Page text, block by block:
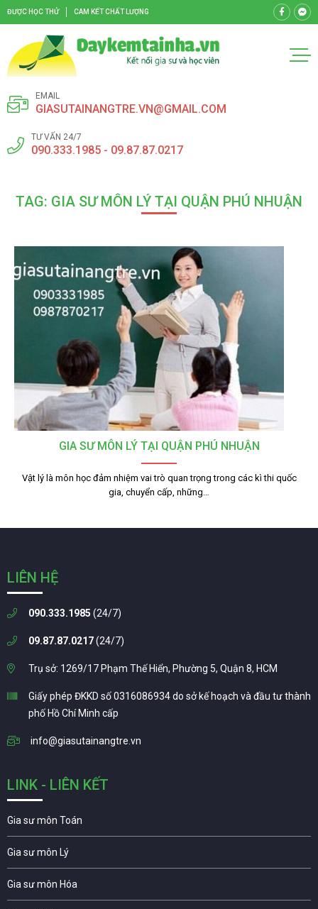
ĐƯỢC HỌC THỬ CAM KẾT CHẤT LƯỢNG
EMAIL
GIASUTAINANGTRE.VN@GMAIL.COM
TƯ VẤN 24/7
090.333.1985 - 09.87.87.0217
TAG: GIA SƯ MÔN LÝ TẠI QUẬN PHÚ NHUẬN
GIA SƯ MÔN LÝ TẠI QUẬN PHÚ NHUẬN
Vật lý là môn học đảm nhiệm vai trò quan trọng trong các kì thi quốc
gia, chuyển cấp, những…
LIÊN HỆ
090.333.1985 (24/7)
09.87.87.0217(24/7)
Trụ sở: 1269/17 Phạm Thế Hiển, Phường 5, Quận 8, HCM
Giấy phép ĐKKD số 0316086934 do sở kế hoạch và đầu tư thành
phố Hồ Chí Minh cấp
info@giasutainangtre.vn
LINK - LIÊN KẾT
Gia sư môn Toán
Gia sư môn Lý
Gia sư môn Hóa